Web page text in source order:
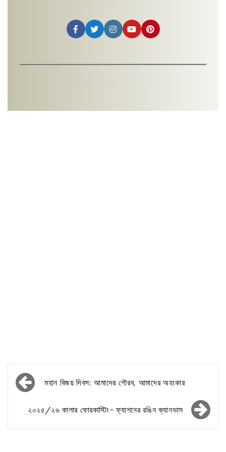
মহান বিজয় দিবস: আমাদের গৌরব, আমাদের অহংকার
২০২৫/২৬ কালার ফোরকাস্টিং- ফ্যাশনের রঙিন ক্যানভাস